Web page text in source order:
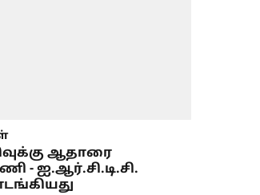
ஆதாரை
- ஐ.ஆர்.சி.டி.சி.